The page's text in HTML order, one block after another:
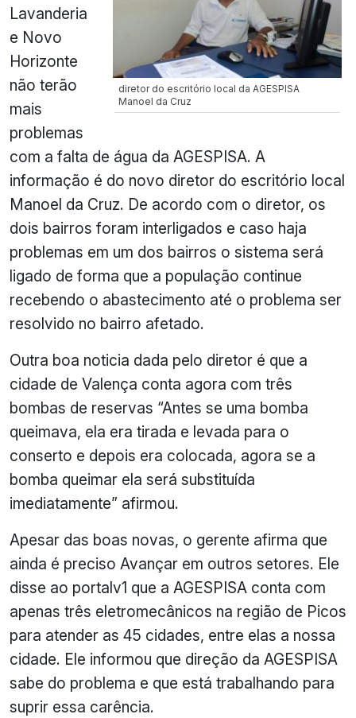
diretor do escritório local da AGESPISA
Manoel da Cruz
Lavanderia
e Novo
Horizonte
não terão
mais
problemas
com a falta de água da AGESPISA. A
informação é do novo diretor do escritório local
Manoel da Cruz. De acordo com o diretor, os
dois bairros foram interligados e caso haja
problemas em um dos bairros o sistema será
ligado de forma que a população continue
recebendo o abastecimento até o problema ser
resolvido no bairro afetado.
Outra boa noticia dada pelo diretor é que a
cidade de Valença conta agora com três
bombas de reservas “Antes se uma bomba
queimava, ela era tirada e levada para o
conserto e depois era colocada, agora se a
bomba queimar ela será substituída
imediatamente” afirmou.
Apesar das boas novas, o gerente afirma que
ainda é preciso Avançar em outros setores. Ele
disse ao portalv1 que a AGESPISA conta com
apenas três eletromecânicos na região de Picos
para atender as 45 cidades, entre elas a nossa
cidade. Ele informou que direção da AGESPISA
sabe do problema e que está trabalhando para
suprir essa carência.